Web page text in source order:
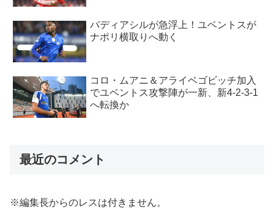
バディアシルが急浮上！ユベントスが
ナポリ横取りへ動く
コロ・ムアニ＆アライベゴビッチ加入
でユベントス攻撃陣が一新、新4-2-3-1
へ転換か
最近のコメント
※編集長からのレスは付きません。